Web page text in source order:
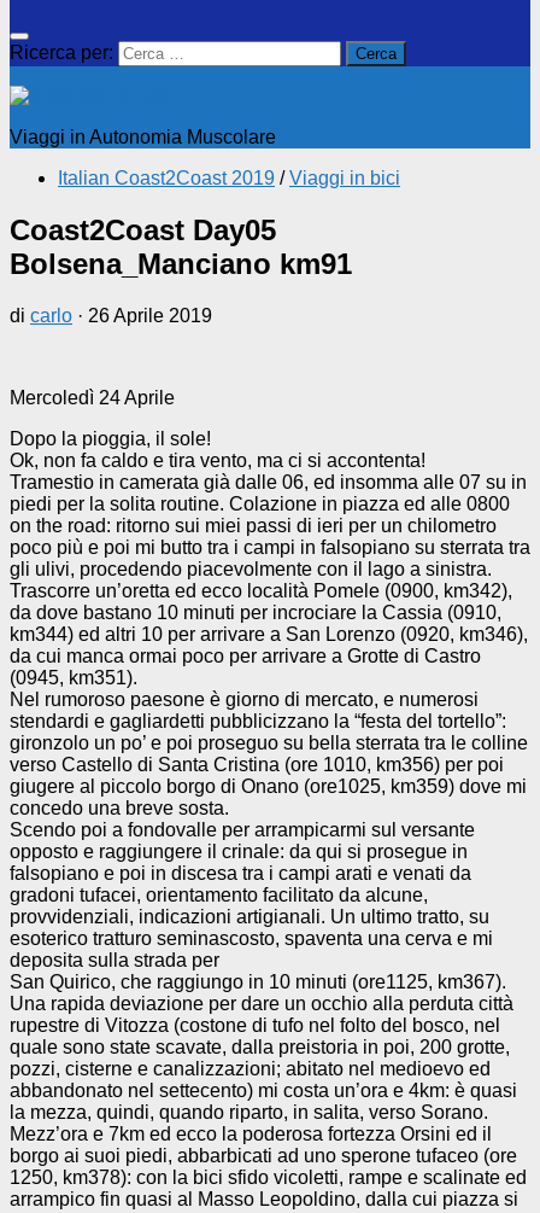
Ricerca per:
Viaggi in Autonomia Muscolare
Italian Coast2Coast 2019 / Viaggi in bici
Coast2Coast Day05
Bolsena_Manciano km91
di carlo · 26 Aprile 2019
Mercoledì 24 Aprile
Dopo la pioggia, il sole!
Ok, non fa caldo e tira vento, ma ci si accontenta!
Tramestio in camerata già dalle 06, ed insomma alle 07 su in
piedi per la solita routine. Colazione in piazza ed alle 0800
on the road: ritorno sui miei passi di ieri per un chilometro
poco più e poi mi butto tra i campi in falsopiano su sterrata tra
gli ulivi, procedendo piacevolmente con il lago a sinistra.
Trascorre un’oretta ed ecco località Pomele (0900, km342),
da dove bastano 10 minuti per incrociare la Cassia (0910,
km344) ed altri 10 per arrivare a San Lorenzo (0920, km346),
da cui manca ormai poco per arrivare a Grotte di Castro
(0945, km351).
Nel rumoroso paesone è giorno di mercato, e numerosi
stendardi e gagliardetti pubblicizzano la “festa del tortello”:
gironzolo un po’ e poi proseguo su bella sterrata tra le colline
verso Castello di Santa Cristina (ore 1010, km356) per poi
giugere al piccolo borgo di Onano (ore1025, km359) dove mi
concedo una breve sosta.
Scendo poi a fondovalle per arrampicarmi sul versante
opposto e raggiungere il crinale: da qui si prosegue in
falsopiano e poi in discesa tra i campi arati e venati da
gradoni tufacei, orientamento facilitato da alcune,
provvidenziali, indicazioni artigianali. Un ultimo tratto, su
esoterico tratturo seminascosto, spaventa una cerva e mi
deposita sulla strada per
San Quirico, che raggiungo in 10 minuti (ore1125, km367).
Una rapida deviazione per dare un occhio alla perduta città
rupestre di Vitozza (costone di tufo nel folto del bosco, nel
quale sono state scavate, dalla preistoria in poi, 200 grotte,
pozzi, cisterne e canalizzazioni; abitato nel medioevo ed
abbandonato nel settecento) mi costa un’ora e 4km: è quasi
la mezza, quindi, quando riparto, in salita, verso Sorano.
Mezz’ora e 7km ed ecco la poderosa fortezza Orsini ed il
borgo ai suoi piedi, abbarbicati ad uno sperone tufaceo (ore
1250, km378): con la bici sfido vicoletti, rampe e scalinate ed
arrampico fin quasi al Masso Leopoldino, dalla cui piazza si